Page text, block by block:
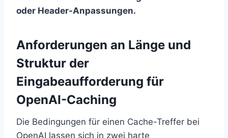
oder Header-Anpassungen.
Anforderungen an Länge und
Struktur der
Eingabeaufforderung für
OpenAI-Caching
Die Bedingungen für einen Cache-Treffer bei
OpenAI lassen sich in zwei harte